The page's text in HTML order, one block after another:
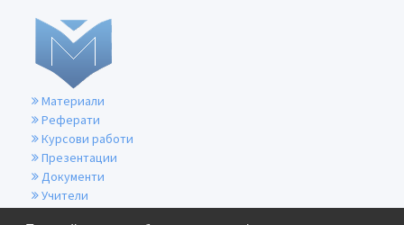
Материали
Реферати
Курсови работи
Презентации
Документи
Учители